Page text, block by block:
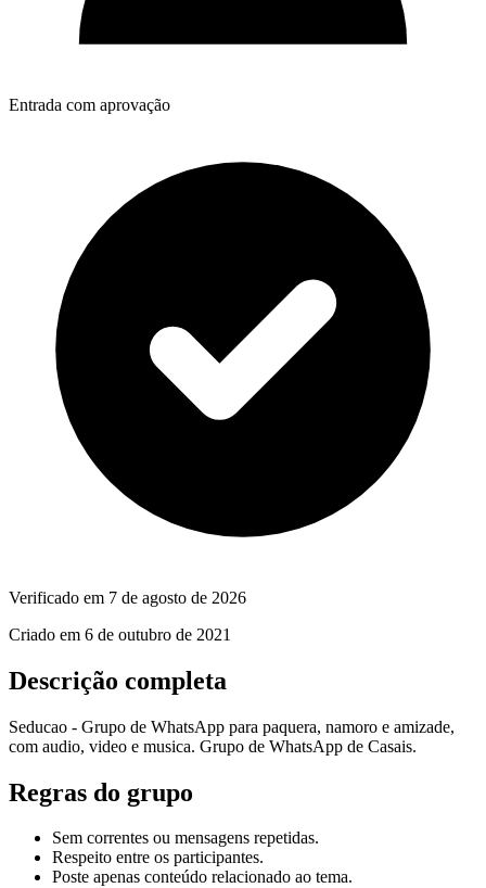
Entrada com aprovação
Verificado em 7 de agosto de 2026
Criado em 6 de outubro de 2021
Descrição completa
Seducao - Grupo de WhatsApp para paquera, namoro e amizade,
com audio, video e musica. Grupo de WhatsApp de Casais.
Regras do grupo
Sem correntes ou mensagens repetidas.
Respeito entre os participantes.
Poste apenas conteúdo relacionado ao tema.